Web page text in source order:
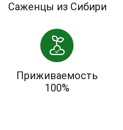
Саженцы из Сибири
Приживаемость
100%